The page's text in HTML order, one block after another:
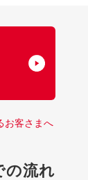
お客さまへ
の流れ